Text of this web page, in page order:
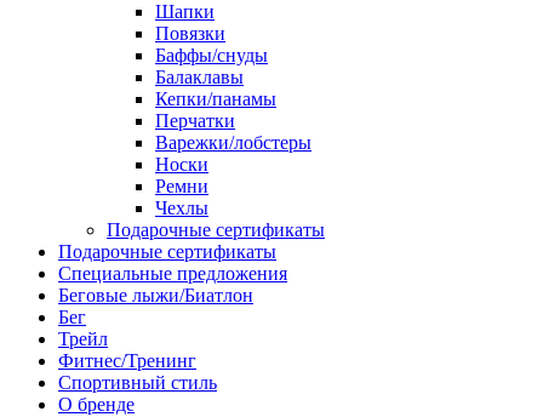
Шапки
Повязки
Баффы/снуды
Балаклавы
Кепки/панамы
Перчатки
Варежки/лобстеры
Носки
Ремни
Чехлы
Подарочные сертификаты
Подарочные сертификаты
Специальные предложения
Беговые лыжи/Биатлон
Бег
Трейл
Фитнес/Тренинг
Спортивный стиль
О бренде